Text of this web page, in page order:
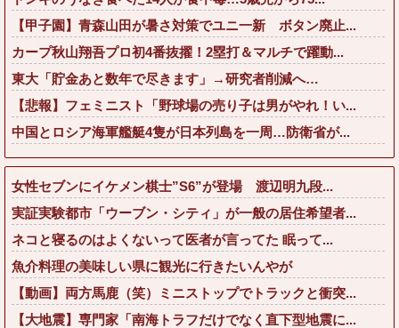
【甲子園】青森山田が暑さ対策でユニ一新 ボタン廃止...
カープ秋山翔吾プロ初4番抜擢！2塁打＆マルチで躍動...
東大「貯金あと数年で尽きます」→研究者削減へ…
【悲報】フェミニスト「野球場の売り子は男がやれ！い...
中国とロシア海軍艦艇4隻が日本列島を一周…防衛省が...
女性セブンにイケメン棋士”S6”が登場 渡辺明九段...
実証実験都市「ウーブン・シティ」が一般の居住希望者...
ネコと寝るのはよくないって医者が言ってた 眠って...
魚介料理の美味しい県に観光に行きたいんやが
【動画】両方馬鹿（笑）ミニストップでトラックと衝突...
【大地震】専門家「南海トラフだけでなく直下型地震に...